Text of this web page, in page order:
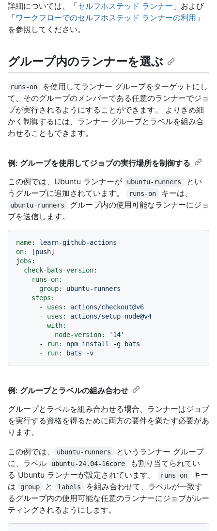
詳細については、「セルフホステッド ランナー 」および
「ワークフローでのセルフホステッド ランナーの利用 」
を参照してください。
グループ内のランナーを選ぶ
runs-on
を使用してランナー グループをターゲットにし
て、そのグループのメンバーである任意のランナーでジョ
ブが実行されるようにすることができます。 よりきめ細
かく制御するには、ランナー グループとラベルを組み合
わせることもできます。
例: グループを使用してジョブの実行場所を制御する
この例では、Ubuntu ランナーが
ubuntu-runners
とい
うグループに追加されています。
runs-on キーは、
ubuntu-runners
グループ内の使用可能なランナーにジョ
ブを送信します。
name:
learn-github-actions
on:
[push
jobs:
check-bats-version:
runs-on:
group:
ubuntu-runners
steps:
-
uses:
actions/checkout@v6
-
uses:
actions/setup-node@v4
with:
node-version:
'14'
-
run: npm install -g
bats
-
run: bats -v
例: グループとラベルの組み合わせ
グループとラベルを組み合わせる場合、ランナーはジョブ
を実行する資格を得るために両方の要件を満たす必要があ
ります。
この例では、
ubuntu-runners
というランナー グループ
に、ラベル
ubuntu-24.04-16core
も割り当てられてい
る Ubuntu ランナーが設定されています。
runs-on
キー
は
group と labels
を組み合わせて、ラベルが一致す
るグループ内の使用可能な任意のランナーにジョブがルー
ティングされるようにします。